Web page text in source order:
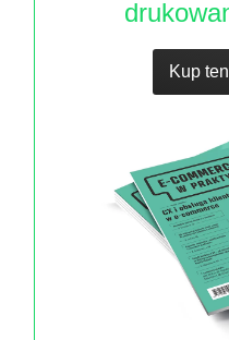
Kup